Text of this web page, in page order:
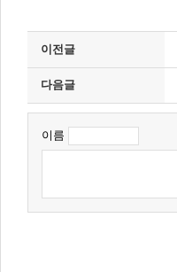
이전글
다음글
이름